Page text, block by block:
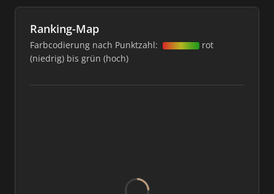
Ranking-Map
Farbcodierung nach Punktzahl:
rot
(niedrig) bis grün (hoch)